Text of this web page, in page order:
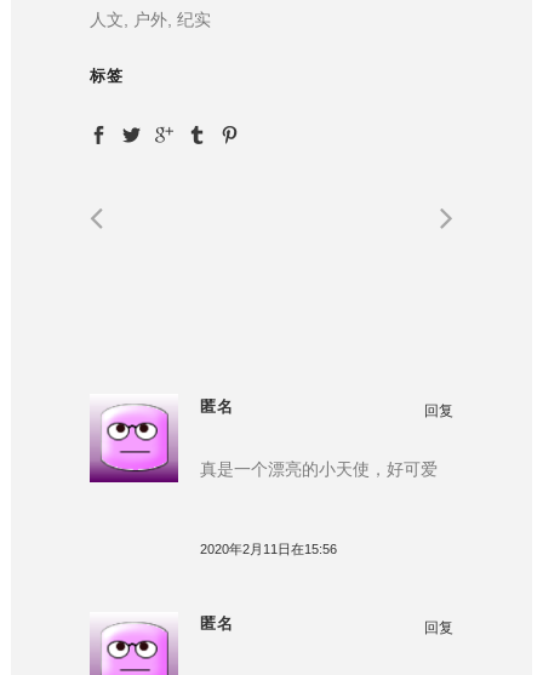
人文, 户外, 纪实
标签
匿名 回复
真是一个漂亮的小天使，好可爱
2020年2月11日在15:56
匿名 回复